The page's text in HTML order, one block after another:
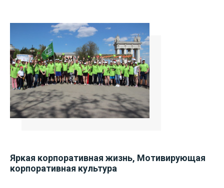
Яркая корпоративная жизнь, Мотивирующая
корпоративная культура